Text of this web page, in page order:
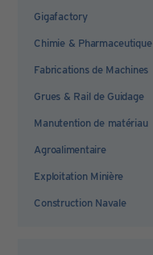
Gigafactory
Chimie & Pharmaceutique
Fabrications de Machines
Grues & Rail de Guidage
Manutention de matériau
Agroalimentaire
Exploitation Minière
Construction Navale